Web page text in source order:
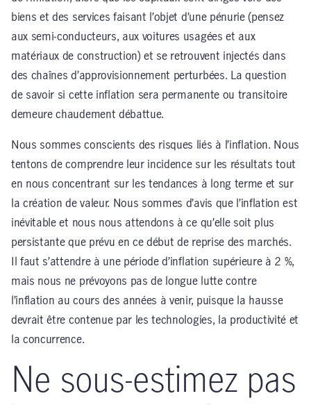
biens et des services faisant l’objet d’une pénurie (pensez
aux semi-conducteurs, aux voitures usagées et aux
matériaux de construction) et se retrouvent injectés dans
des chaînes d’approvisionnement perturbées. La question
de savoir si cette inflation sera permanente ou transitoire
demeure chaudement débattue.
Nous sommes conscients des risques liés à l’inflation. Nous
tentons de comprendre leur incidence sur les résultats tout
en nous concentrant sur les tendances à long terme et sur
la création de valeur. Nous sommes d’avis que l’inflation est
inévitable et nous nous attendons à ce qu’elle soit plus
persistante que prévu en ce début de reprise des marchés.
Il faut s’attendre à une période d’inflation supérieure à 2 %,
mais nous ne prévoyons pas de longue lutte contre
l’inflation au cours des années à venir, puisque la hausse
devrait être contenue par les technologies, la productivité et
la concurrence.
Ne sous-estimez pas